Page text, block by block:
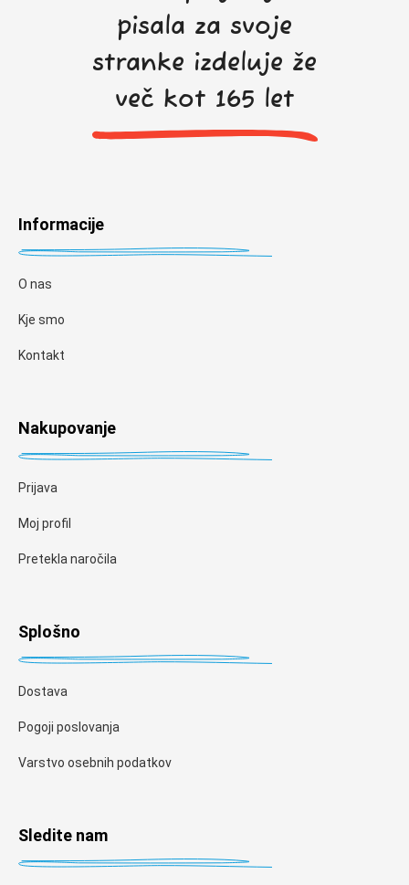
pisala za svoje
stranke izdeluje že
več kot 165 let
Informacije
O nas
Kje smo
Kontakt
Nakupovanje
Prijava
Moj profil
Pretekla naročila
Splošno
Dostava
Pogoji poslovanja
Varstvo osebnih podatkov
Sledite nam